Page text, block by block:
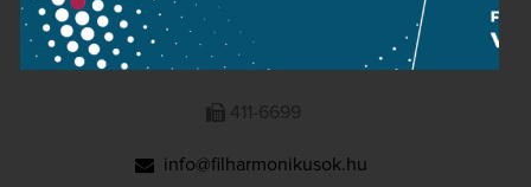
1095 Budapest, Komor Marcell u. 1. (Müpa)
411-6600
411-6699
info@filharmonikusok.hu